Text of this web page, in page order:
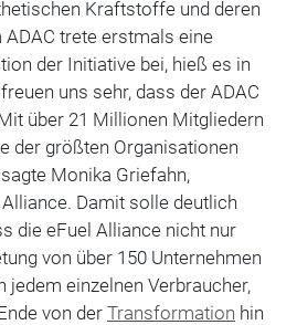
Kraftstoffe und deren
trete erstmals eine
der Initiative bei, hieß es in
uns sehr, dass der ADAC
über 21 Millionen Mitgliedern
der größten Organisationen
Monika Griefahn,
Damit solle deutlich
die eFuel Alliance nicht nur
von über 150 Unternehmen
jedem einzelnen Verbraucher,
von der Transformation hin